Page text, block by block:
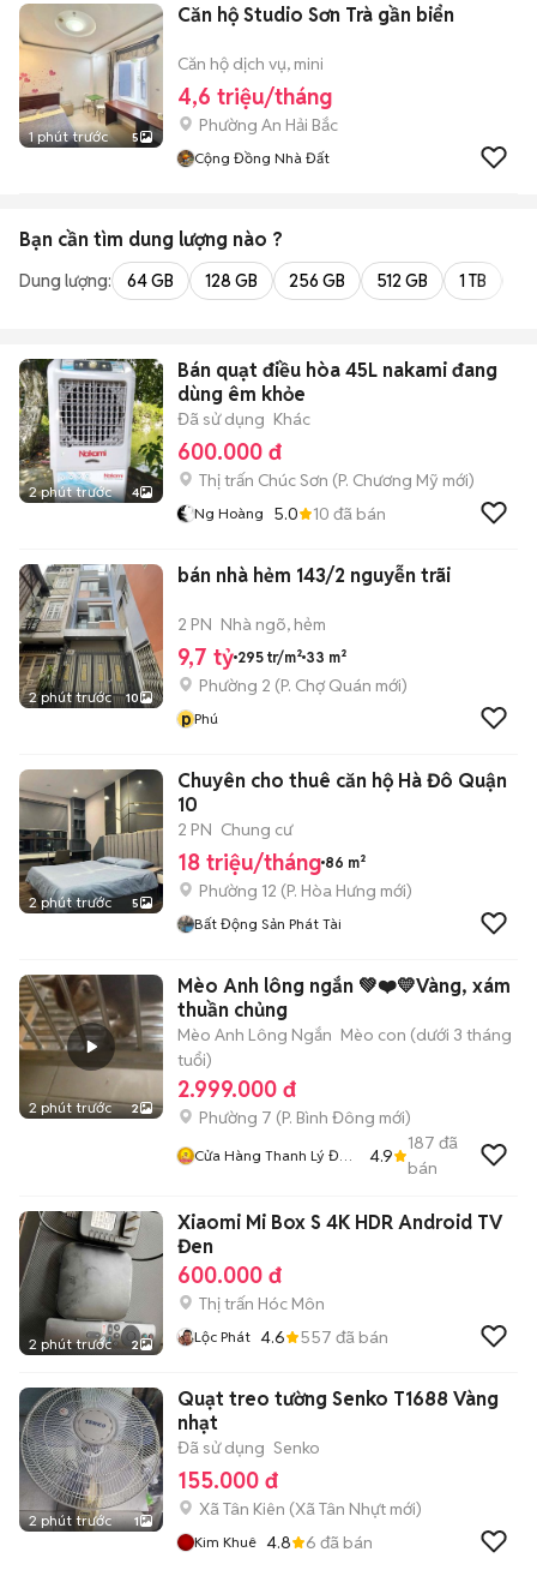
1 phút trước 5
Căn hộ Studio Sơn Trà gần biển
Căn hộ dịch vụ, mini
4,6 triệu/tháng
Phường An Hải Bắc
Cộng Đồng Nhà Đất
Bạn cần tìm dung lượng nào ?
Dung lượng: 64 GB 128 GB 256 GB 512 GB 1 TB
2 phút trước 4
Bán quạt điều hòa 45L nakami đang
dùng êm khỏe
Đã sử dụng Khác
600.000 đ
Thị trấn Chúc Sơn (P. Chương Mỹ mới)
Ng Hoàng 5.0 10 đã bán
2 phút trước 10
bán nhà hẻm 143/2 nguyễn trãi
2 PN Nhà ngõ, hẻm
9,7 tỷ 295 tr/m² 33 m²
Phường 2 (P. Chợ Quán mới)
pPhú
2 phút trước 5
Chuyên cho thuê căn hộ Hà Đô Quận
10
2 PN Chung cư
18 triệu/tháng 86 m²
Phường 12 (P. Hòa Hưng mới)
Bất Động Sản Phát Tài
2 phút trước 2
Mèo Anh lông ngắn 💚❤️💛Vàng, xám
thuần chủng
Mèo Anh Lông Ngắn Mèo con (dưới 3 tháng
tuổi)
2.999.000 đ
Phường 7 (P. Bình Đông mới)
Cửa Hàng Thanh Lý Đồ
4.9
187 đã
bán
2 phút trước 2
Xiaomi Mi Box S 4K HDR Android TV
Đen
600.000 đ
Thị trấn Hóc Môn
Lộc Phát 4.6 557 đã bán
2 phút trước 1
Quạt treo tường Senko T1688 Vàng
nhạt
Đã sử dụng Senko
155.000 đ
Xã Tân Kiên (Xã Tân Nhựt mới)
Kim Khuê 4.8 6 đã bán